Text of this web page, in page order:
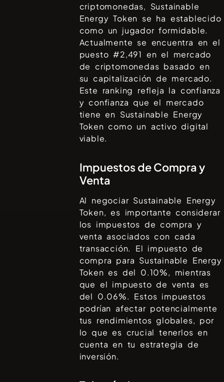
criptomonedas, Sustainable
Energy Token se ha establecido
como un jugador formidable.
Actualmente se encuentra en el
puesto #2,491 en el mercado
de criptomonedas basado en
su capitalización de mercado.
Este ranking refleja la confianza
y confianza que el mercado
tiene en Sustainable Energy
Token como un activo digital
viable.
Impuestos de Compra y
Venta
Al negociar Sustainable Energy
Token, es importante considerar
los impuestos de compra y
venta asociados con cada
transacción. El impuesto de
compra para Sustainable Energy
Token es del 0.10%, mientras
que el impuesto de venta es
del 0.06%. Estos impuestos
podrían afectar potencialmente
tus rendimientos globales, por
lo que es crucial tenerlos en
cuenta en tu estrategia de
inversión.